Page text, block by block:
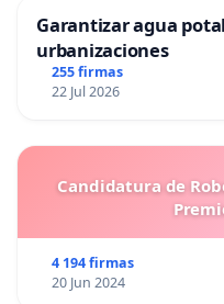
Garantizar agua
urbanizaciones
255 firmas
22 Jul 2026
Candidatura de
4 194 firmas
20 Jun 2024